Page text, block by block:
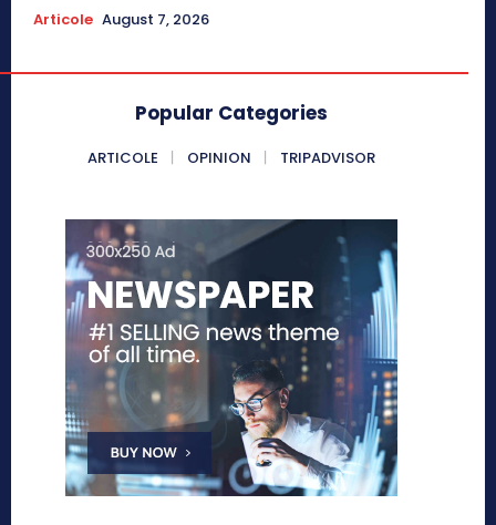
Articole August 7, 2026
Popular Categories
ARTICOLE OPINION TRIPADVISOR